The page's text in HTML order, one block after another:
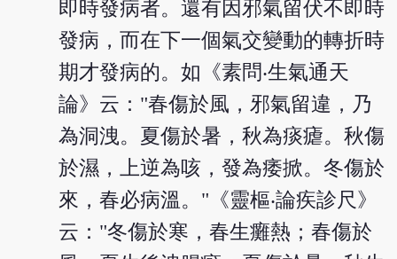
即時發病者。還有因邪氣留伏不即時
發病，而在下一個氣交變動的轉折時
期才發病的。如《素問‧生氣通天
論》云："春傷於風，邪氣留違，乃
為洞洩。夏傷於暑，秋為痰瘧。秋傷
於濕，上逆為咳，發為痿掀。冬傷於
來，春必病溫。"《靈樞‧論疾診尺》
云："冬傷於寒，春生癱熱；春傷於